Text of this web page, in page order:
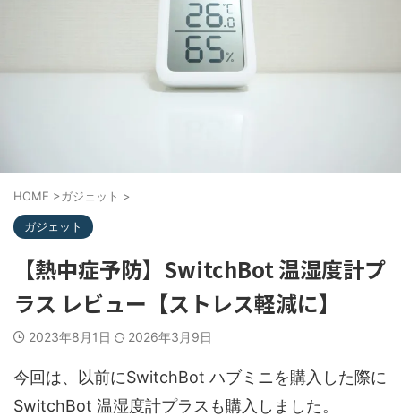
HOME >ガジェット >
ガジェット
【熱中症予防】SwitchBot 温湿度計プ
ラス レビュー【ストレス軽減に】
2023年8月1日 2026年3月9日
今回は、以前にSwitchBot ハブミニを購入した際に
SwitchBot 温湿度計プラスも購入しました。